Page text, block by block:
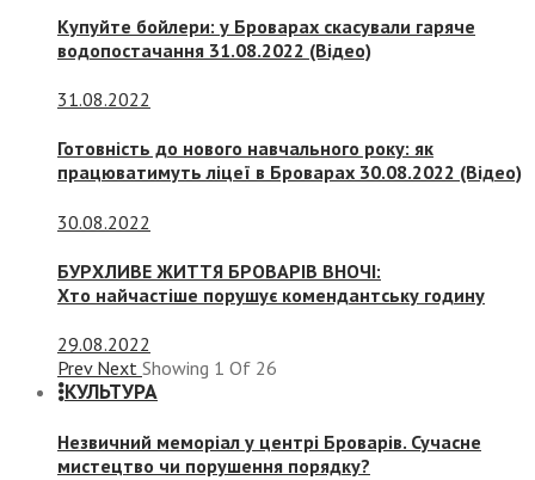
Купуйте бойлери: у Броварах скасували гаряче
водопостачання 31.08.2022 (Відео)
31.08.2022
Готовність до нового навчального року: як
працюватимуть ліцеї в Броварах 30.08.2022 (Відео)
30.08.2022
БУРХЛИВЕ ЖИТТЯ БРОВАРІВ ВНОЧІ:
Хто найчастіше порушує комендантську годину
29.08.2022
Prev Next Showing 1 Of 26
КУЛЬТУРА
Незвичний меморіал у центрі Броварів. Сучасне
мистецтво чи порушення порядку?